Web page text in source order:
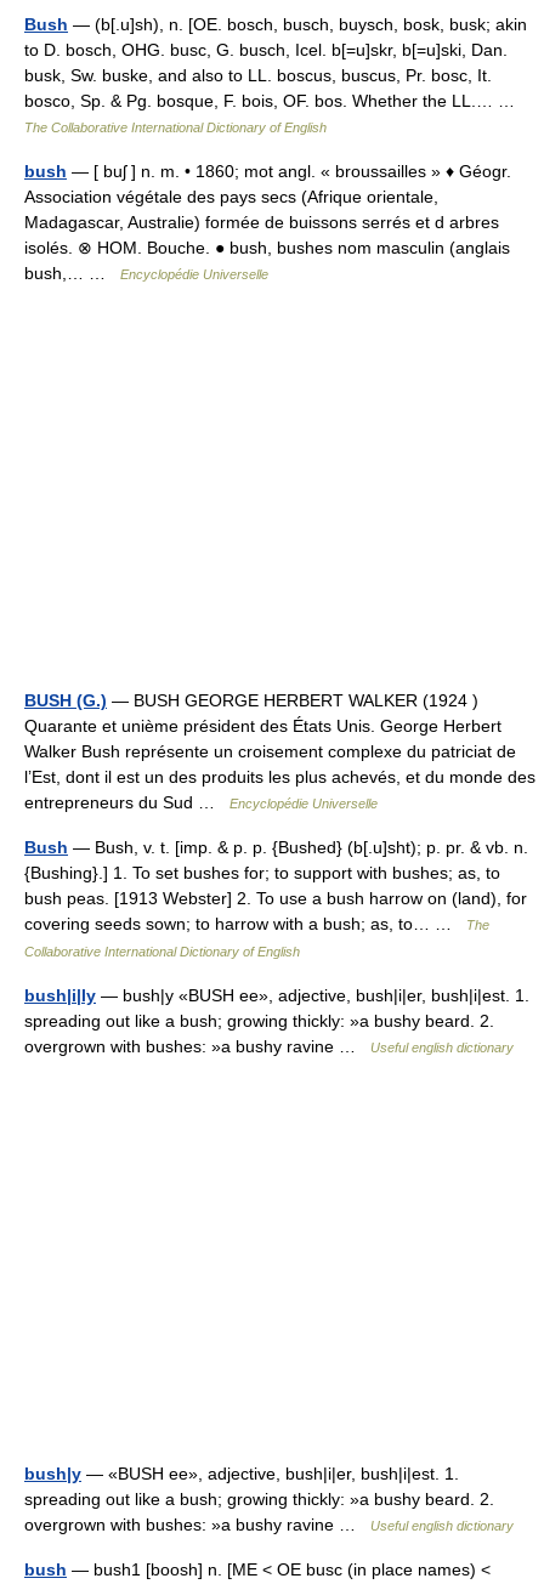
Bush — (b[.u]sh), n. [OE. bosch, busch, buysch, bosk, busk; akin
to D. bosch, OHG. busc, G. busch, Icel. b[=u]skr, b[=u]ski, Dan.
busk, Sw. buske, and also to LL. boscus, buscus, Pr. bosc, It.
bosco, Sp. & Pg. bosque, F. bois, OF. bos. Whether the LL.… …
The Collaborative International Dictionary of English
bush — [ buʃ ] n. m. • 1860; mot angl. « broussailles » ♦ Géogr.
Association végétale des pays secs (Afrique orientale,
Madagascar, Australie) formée de buissons serrés et d arbres
isolés. ⊗ HOM. Bouche. ● bush, bushes nom masculin (anglais
bush,… …
Encyclopédie Universelle
BUSH (G.) — BUSH GEORGE HERBERT WALKER (1924 )
Quarante et unième président des États Unis. George Herbert
Walker Bush représente un croisement complexe du patriciat de
l’Est, dont il est un des produits les plus achevés, et du monde des
entrepreneurs du Sud …
Encyclopédie Universelle
Bush — Bush, v. t. [imp. & p. p. {Bushed} (b[.u]sht); p. pr. & vb. n.
{Bushing}.] 1. To set bushes for; to support with bushes; as, to
bush peas. [1913 Webster] 2. To use a bush harrow on (land), for
covering seeds sown; to harrow with a bush; as, to… …
The
Collaborative International Dictionary of English
bush|i|ly — bush|y «BUSH ee», adjective, bush|i|er, bush|i|est. 1.
spreading out like a bush; growing thickly: »a bushy beard. 2.
overgrown with bushes: »a bushy ravine …
Useful english dictionary
bush|y — «BUSH ee», adjective, bush|i|er, bush|i|est. 1.
spreading out like a bush; growing thickly: »a bushy beard. 2.
overgrown with bushes: »a bushy ravine …
Useful english dictionary
bush — bush1 [boosh] n. [ME < OE busc (in place names) <